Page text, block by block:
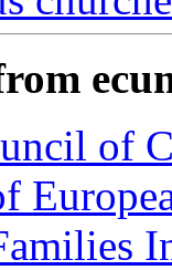
of